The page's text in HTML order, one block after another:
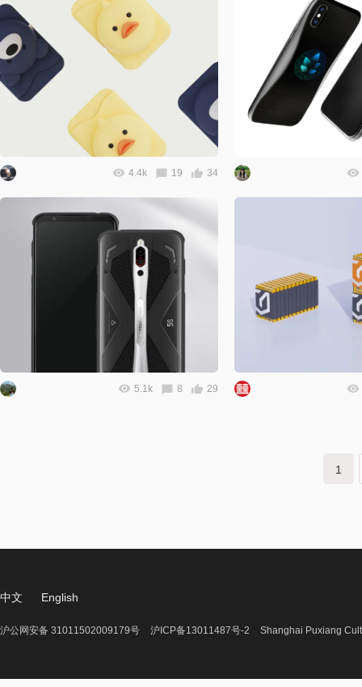
4.4k 19 34
5.1k 8 29
1
下一页
中文 English
沪公网安备 31011502009179号 沪ICP备13011487号-2 Shanghai Puxiang